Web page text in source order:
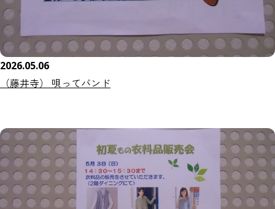
2026.05.06
（藤井寺） 唄ってバンド